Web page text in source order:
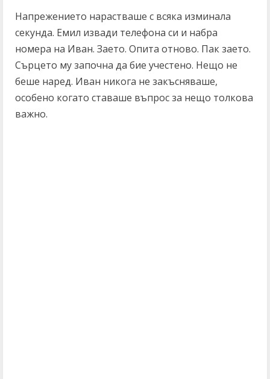
Напрежението нарастваше с всяка изминала
секунда. Емил извади телефона си и набра
номера на Иван. Заето. Опита отново. Пак заето.
Сърцето му започна да бие учестено. Нещо не
беше наред. Иван никога не закъсняваше,
особено когато ставаше въпрос за нещо толкова
важно.